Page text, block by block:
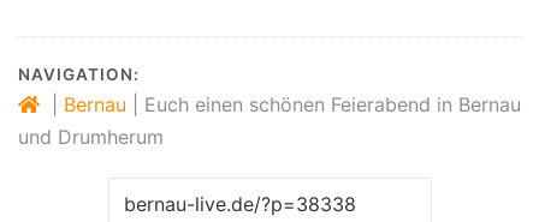
NAVIGATION:
Bernau
Euch einen schönen Feierabend in Bernau
und Drumherum